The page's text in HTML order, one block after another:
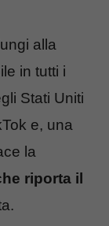
alla
in tutti i
Stati Uniti
e, una
la
riporta il